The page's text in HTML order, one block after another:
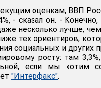
оценкам, ВВП
- сказал он. -
несколько лучше,
тех ориентиров,
социальных и других
росту: там 3,3%,
если мы хотим
"Интерфакс".